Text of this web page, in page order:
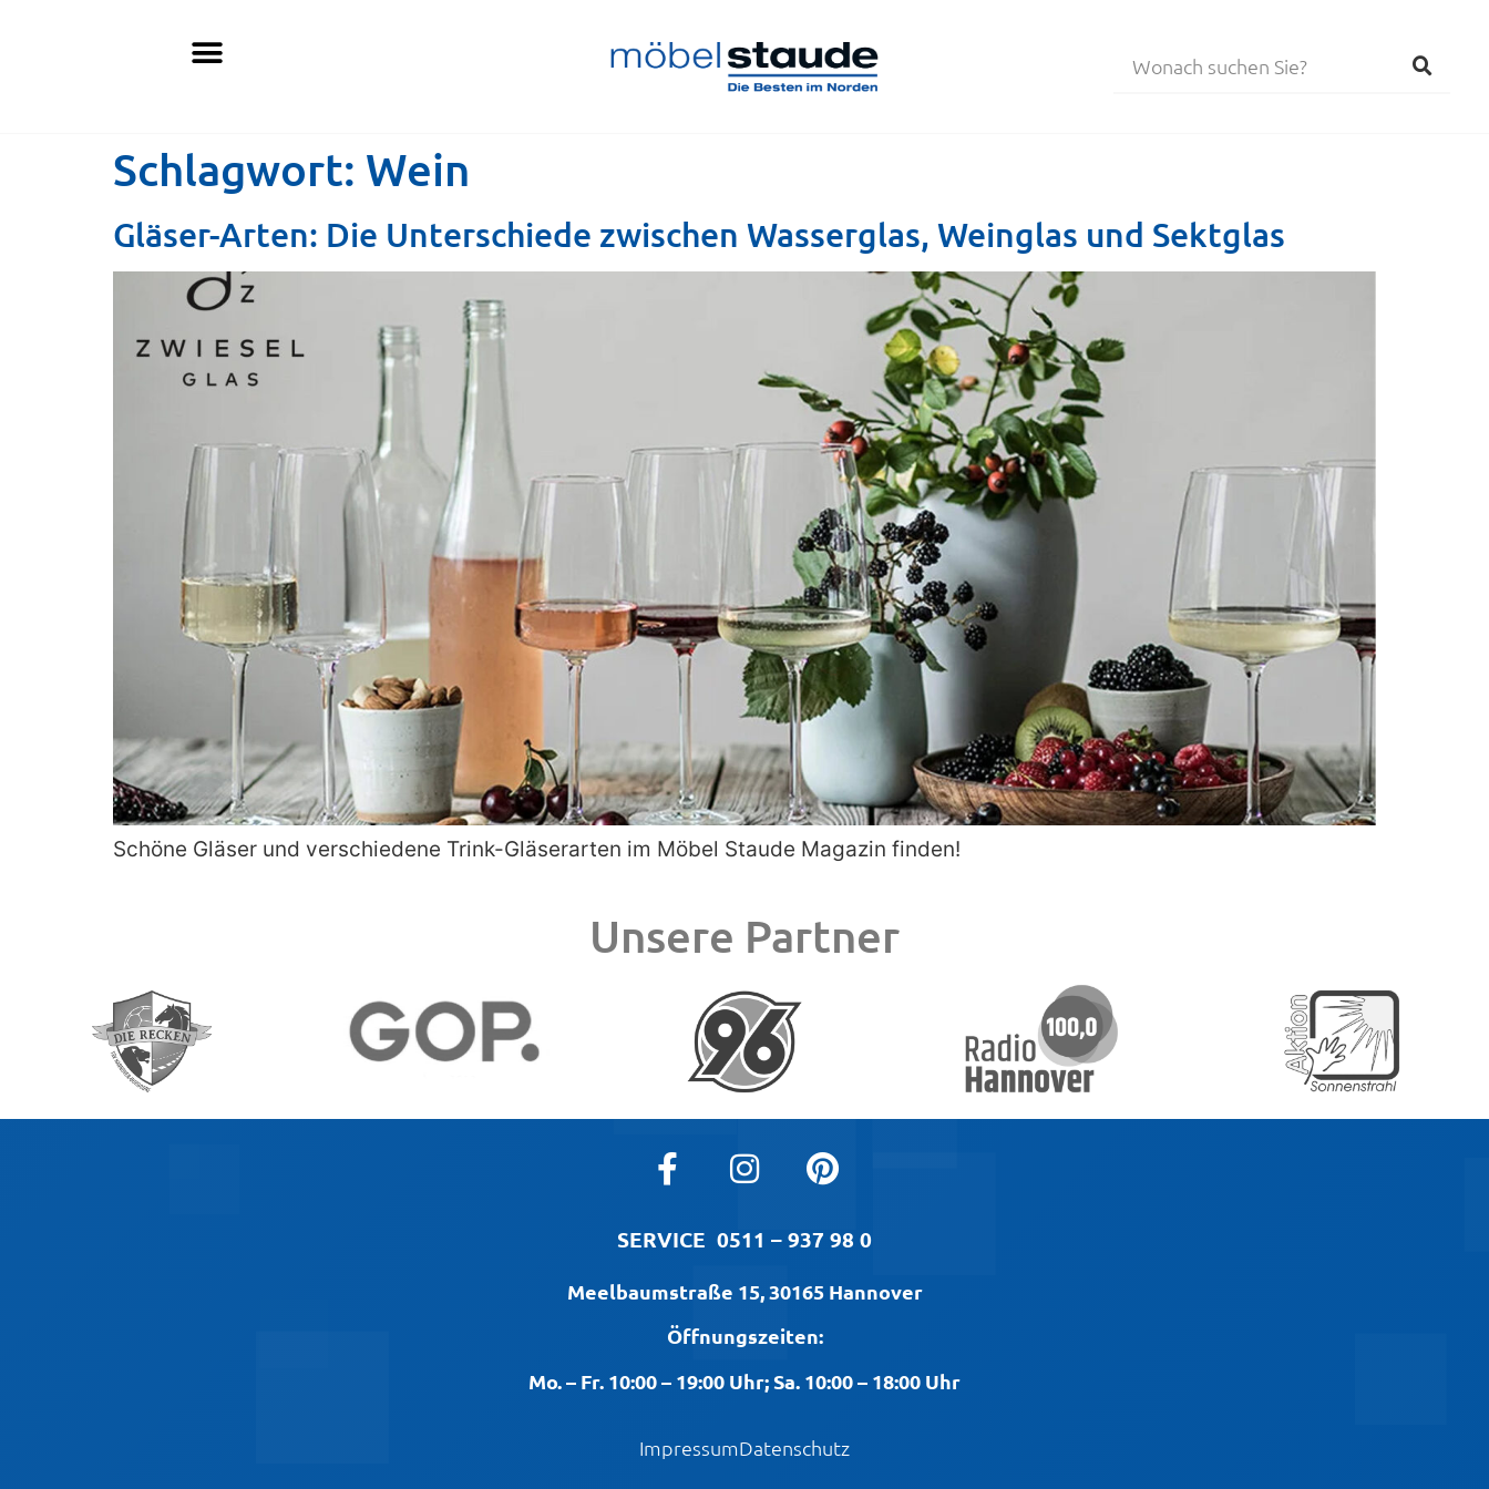
Schlagwort: Wein
Gläser-Arten: Die Unterschiede zwischen Wasserglas, Weinglas und Sektglas
Schöne Gläser und verschiedene Trink-Gläserarten im Möbel Staude Magazin finden!
Unsere Partner
SERVICE 0511 – 937 98 0
Meelbaumstraße 15, 30165 Hannover
Öffnungszeiten:
Mo. – Fr. 10:00 – 19:00 Uhr; Sa. 10:00 – 18:00 Uhr
ImpressumDatenschutz